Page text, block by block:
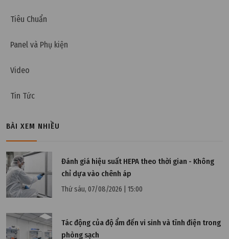
Tiêu Chuẩn
Panel và Phụ kiện
Video
Tin Tức
BÀI XEM NHIỀU
Đánh giá hiệu suất HEPA theo thời gian - Không
chỉ dựa vào chênh áp
Thứ sáu, 07/08/2026 | 15:00
Tác động của độ ẩm đến vi sinh và tĩnh điện trong
phòng sạch